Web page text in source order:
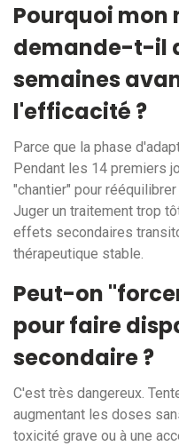
Pourquoi mon
demande-t-il
semaines
l'efficacité ?
Parce que la phase
Pendant les 14 premiers
"chantier" pour
Juger un traitement trop
effets secondaires
thérapeutique stable.
Peut-on
pour faire
secondaire ?
C'est très dangereux.
augmentant les doses
toxicité grave ou à une